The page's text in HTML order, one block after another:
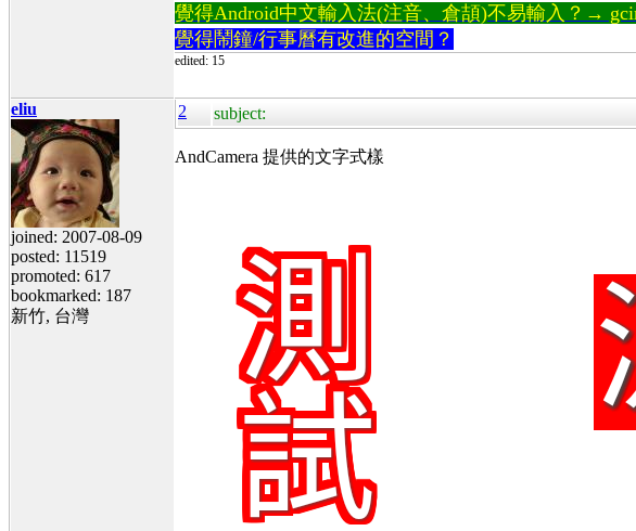
覺得Android中文輸入法(注音、倉頡)不易輸入？→
覺得鬧鐘/行事曆有改進的空間？
edited: 15
eliu
joined: 2007-08-09
posted: 11519
promoted: 617
bookmarked: 187
新竹, 台灣
2 subject:
AndCamera 提供的文字式樣